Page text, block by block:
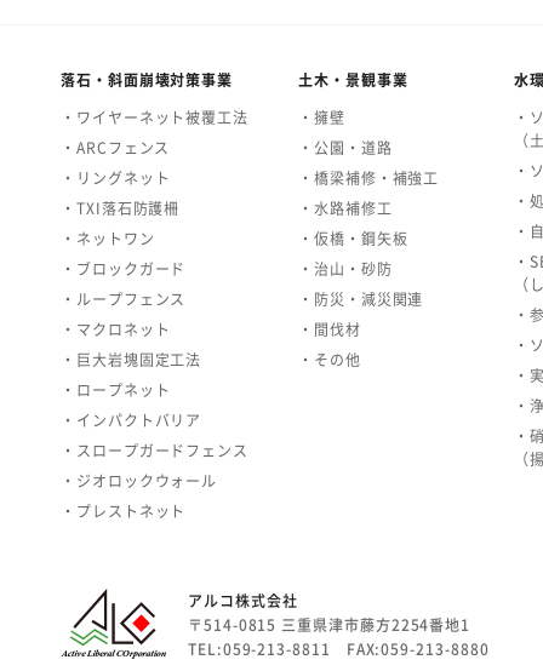
落石・斜面崩壊対策事業
・ワイヤーネット被覆工法
・ARCフェンス
・リングネット
・TXI落石防護柵
・ネットワン
・ブロックガード
・ループフェンス
・マクロネット
・巨大岩塊固定工法
・ロープネット
・インパクトバリア
・スロープガードフェンス
・ジオロックウォール
・プレストネット
土木・景観事業
・擁壁
・公園・道路
・橋梁補修・補強工
・水路補修工
・仮橋・鋼矢板
・治山・砂防
・防災・減災関連
・間伐材
・その他
水
・
（
・
・
・
・
（
・
・
・
・
・
（
アルコ株式会社
〒514-0815 三重県津市藤方2254番地1
TEL:059-213-8811 FAX:059-213-8880